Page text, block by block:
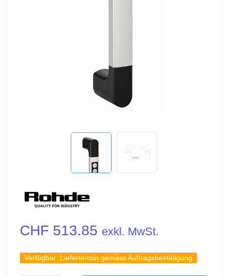
CHF 513.85 exkl. MwSt.
Verfügbar: Liefertermin gemäss Auftragsbestätigung